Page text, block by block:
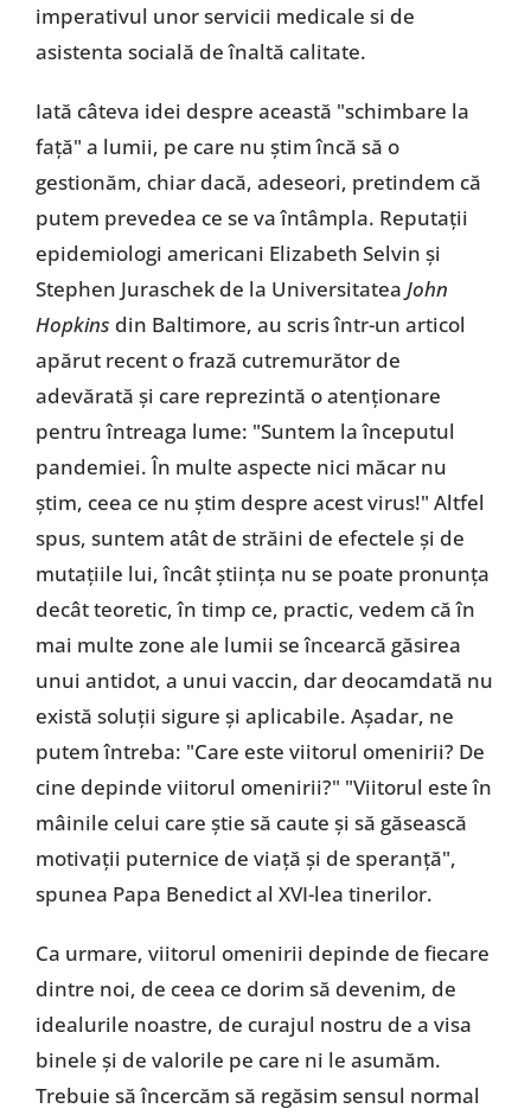
imperativul unor servicii medicale si de
asistenta socială de înaltă calitate.
Iată câteva idei despre această "schimbare la
față" a lumii, pe care nu știm încă să o
gestionăm, chiar dacă, adeseori, pretindem că
putem prevedea ce se va întâmpla. Reputații
epidemiologi americani Elizabeth Selvin și
Stephen Juraschek de la Universitatea John
Hopkins din Baltimore, au scris într-un articol
apărut recent o frază cutremurător de
adevărată și care reprezintă o atenționare
pentru întreaga lume: "Suntem la începutul
pandemiei. În multe aspecte nici măcar nu
știm, ceea ce nu știm despre acest virus!" Altfel
spus, suntem atât de străini de efectele și de
mutațiile lui, încât știința nu se poate pronunța
decât teoretic, în timp ce, practic, vedem că în
mai multe zone ale lumii se încearcă găsirea
unui antidot, a unui vaccin, dar deocamdată nu
există soluții sigure și aplicabile. Așadar, ne
putem întreba: "Care este viitorul omenirii? De
cine depinde viitorul omenirii?" "Viitorul este în
mâinile celui care știe să caute și să găsească
motivații puternice de viață și de speranță",
spunea Papa Benedict al XVI-lea tinerilor.
Ca urmare, viitorul omenirii depinde de fiecare
dintre noi, de ceea ce dorim să devenim, de
idealurile noastre, de curajul nostru de a visa
binele și de valorile pe care ni le asumăm.
Trebuie să încercăm să regăsim sensul normal